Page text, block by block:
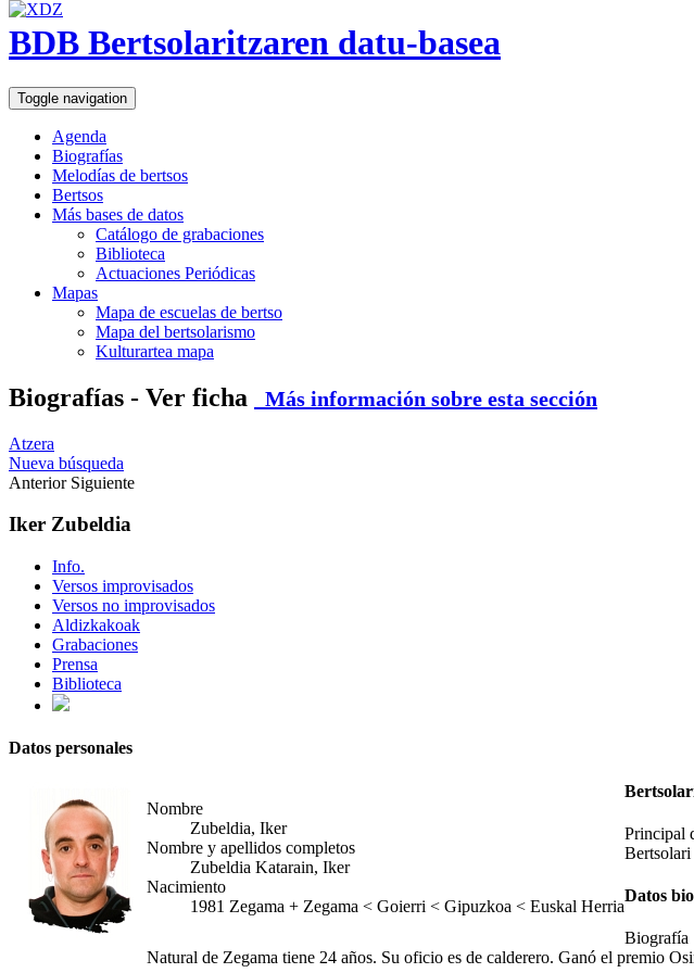
BDB Bertsolaritzaren datu-basea
Toggle navigation
Agenda
Biografías
Melodías de bertsos
Bertsos
Más bases de datos
Catálogo de grabaciones
Biblioteca
Actuaciones Periódicas
Mapas
Mapa de escuelas de bertso
Mapa del bertsolarismo
Kulturartea mapa
Biografías - Ver ficha Más información sobre esta sección
Atzera
Nueva búsqueda
Anterior Siguiente
Iker Zubeldia
Info.
Versos improvisados
Versos no improvisados
Aldizkakoak
Grabaciones
Prensa
Biblioteca
Datos personales
Nombre
Zubeldia, Iker
Nombre y apellidos completos
Zubeldia Katarain, Iker
Nacimiento
1981 Zegama + Zegama < Goierri < Gipuzkoa < Euskal Herria
Principal
Bertsolari
Datos
Biografía
Natural de Zegama tiene 24 años. Su oficio es de calderero. Ganó el premio